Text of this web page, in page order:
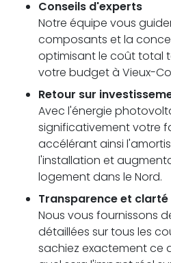
Conseils d'experts
Notre équipe vous
composants et la
optimisant le coût total
votre budget à Vieux-
Retour sur
Avec l'énergie
significativement votre
accélérant ainsi
l'installation et
logement dans le Nord.
Transparence et clarté
Nous vous fournissons
détaillées sur tous les
sachiez exactement ce